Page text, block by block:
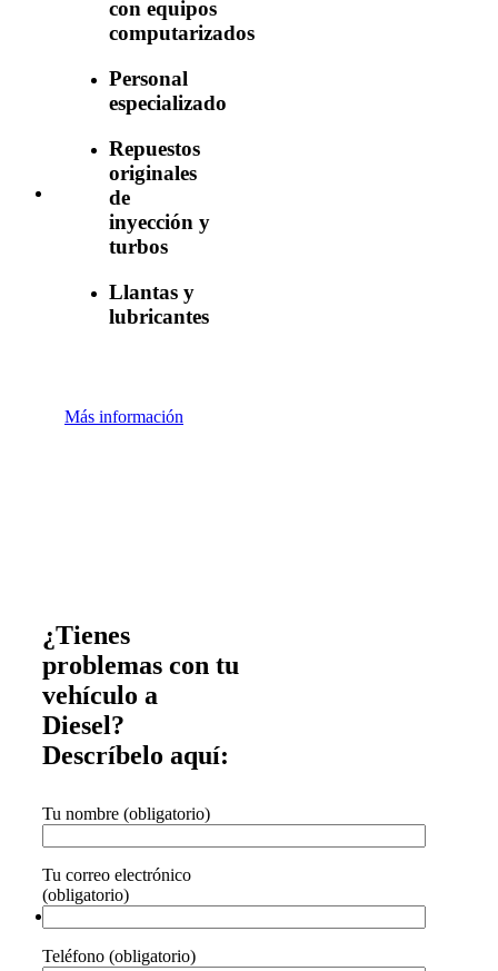
con equipos
computarizados
Personal
especializado
Repuestos
originales
de
inyección y
turbos
Llantas y
lubricantes
Más información
¿Tienes
problemas con tu
vehículo a
Diesel?
Descríbelo aquí:
Tu nombre (obligatorio)
Tu correo electrónico
(obligatorio)
Teléfono (obligatorio)